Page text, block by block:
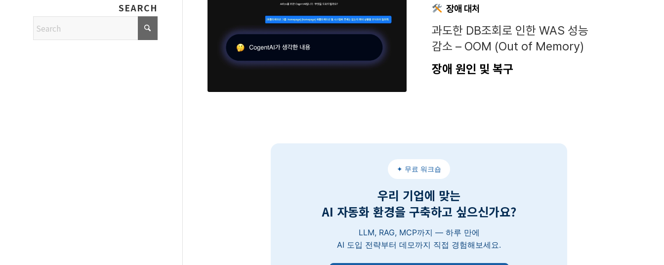
장애 대처
과도한 DB조회로 인한 WAS 성능
감소 – OOM (Out of Memory)
장애 원인 및 복구
✦ 무료 워크숍
우리 기업에 맞는
AI 자동화 환경을 구축하고 싶으신가요?
LLM, RAG, MCP까지 — 하루 만에
AI 도입 전략부터 데모까지 직접 경험해보세요.
SEARCH